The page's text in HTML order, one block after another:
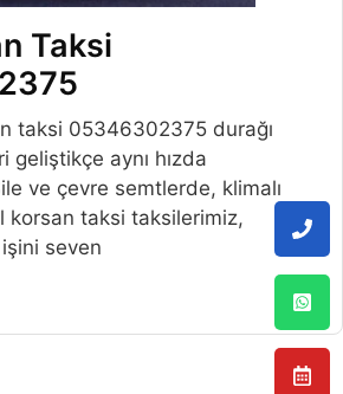
Taksi
taksi 05346302375 durağı
geliştikçe aynı hızda
ve çevre semtlerde, klimalı
korsan taksi taksilerimiz,
işini seven